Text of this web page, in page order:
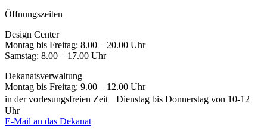
Öffnungszeiten
Design Center
Montag bis Freitag: 8.00 – 20.00 Uhr
Samstag: 8.00 – 17.00 Uhr
Dekanatsverwaltung
Montag bis Freitag: 9.00 – 12.00 Uhr
in der vorlesungsfreien Zeit Dienstag bis Donnerstag von 10-12
Uhr
E-Mail an das Dekanat